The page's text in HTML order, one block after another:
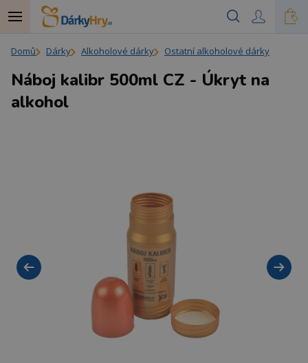
Domů Dárky Alkoholové dárky Ostatní alkoholové dárky
Náboj kalibr 500ml CZ - Úkryt na
alkohol